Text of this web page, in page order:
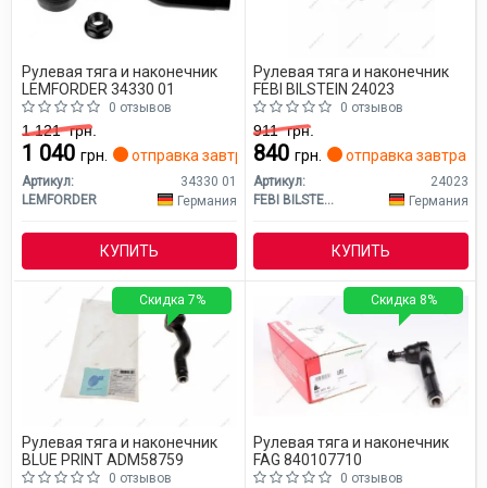
Рулевая тяга и наконечник
LEMFORDER 34330 01
0 отзывов
1 121грн.
1 040 грн. отправка завтра
Артикул:
34330 01
LEMFORDER
Германия
КУПИТЬ
Рулевая тяга и наконечник
FEBI BILSTEIN 24023
0 отзывов
911грн.
840 грн. отправка завтра
Артикул:
24023
FEBI BILSTEIN
Германия
КУПИТЬ
Рулевая тяга и наконечник
BLUE PRINT ADM58759
0 отзывов
Скидка 7%
Рулевая тяга и наконечник
FAG 840107710
0 отзывов
Скидка 8%